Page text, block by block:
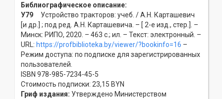
Библиографическое описание:
У79 Устройство тракторов: учеб. / А.Н. Карташевич
[и др.] ; под ред. А.Н. Карташевича. – [ 2-е изд., стер.]. –
Минск: РИПО, 2020. – 463 с.; ил. – Текст: электронный. –
URL: https://profbiblioteka.by/viewer/?bookinfo=16 –
Режим доступа: по подписке для зарегистрированных
пользователей.
ISBN 978-985-7234-45-5
Стоимость подписки: 23,15 BYN
Гриф издания: Утверждено Министерством